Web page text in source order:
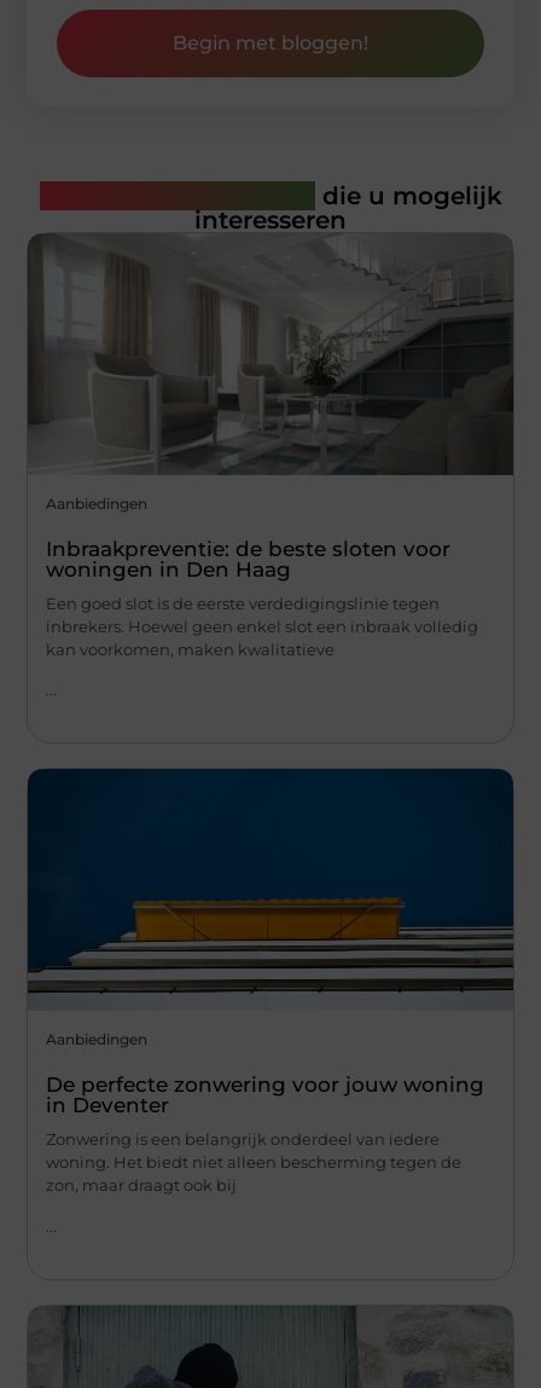
Begin met bloggen!
die u mogelijk
interesseren
Aanbiedingen
Inbraakpreventie: de beste sloten voor
woningen in Den Haag
Een goed slot is de eerste verdedigingslinie tegen
inbrekers. Hoewel geen enkel slot een inbraak volledig
kan voorkomen, maken kwalitatieve
...
Aanbiedingen
De perfecte zonwering voor jouw woning
in Deventer
Zonwering is een belangrijk onderdeel van iedere
woning. Het biedt niet alleen bescherming tegen de
zon, maar draagt ook bij